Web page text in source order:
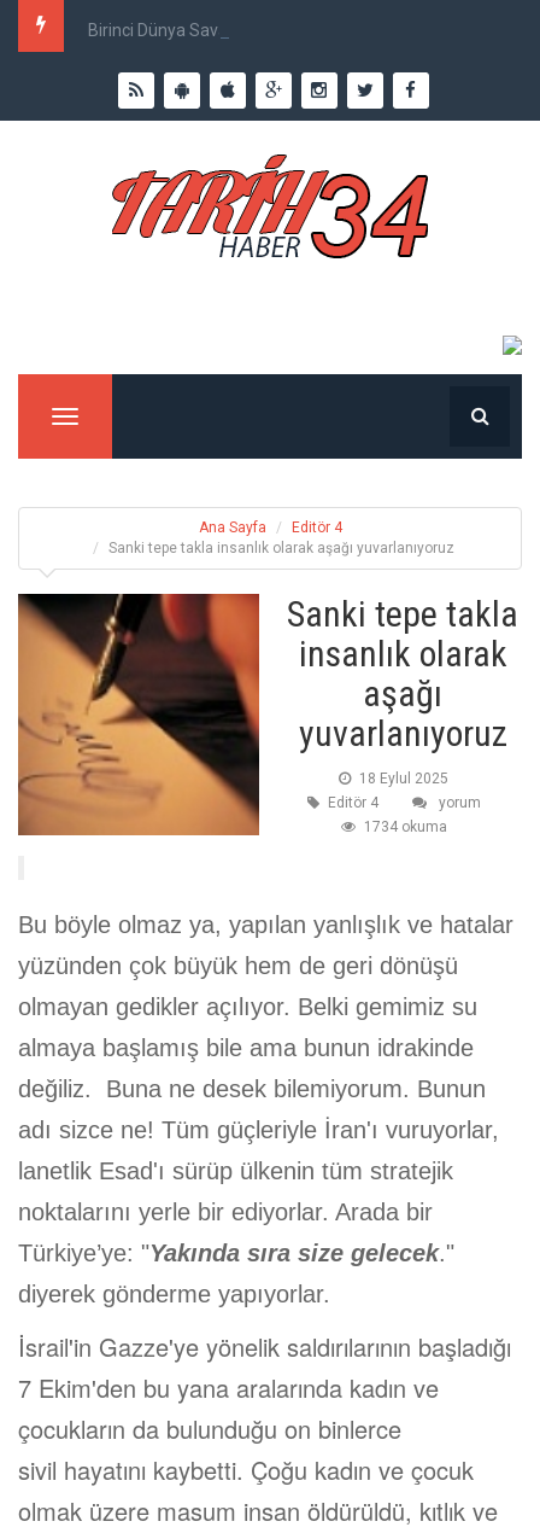
Birinci Dünya Savaşı`nda Ne Kadar İnsan Öldü?
Menu
Ana Sayfa
Editör 4
Sanki tepe takla insanlık olarak aşağı yuvarlanıyoruz
Sanki tepe takla
insanlık olarak
aşağı
yuvarlanıyoruz
18 Eylul 2025
Editör 4
yorum
1734 okuma
Bu böyle olmaz ya, yapılan yanlışlık ve hatalar
yüzünden çok büyük hem de geri dönüşü
olmayan gedikler açılıyor. Belki gemimiz su
almaya başlamış bile ama bunun idrakinde
değiliz. Buna ne desek bilemiyorum. Bunun
adı sizce ne! Tüm güçleriyle İran'ı vuruyorlar,
lanetlik Esad'ı sürüp ülkenin tüm stratejik
noktalarını yerle bir ediyorlar. Arada bir
Türkiye’ye: "Yakında sıra size gelecek."
diyerek gönderme yapıyorlar.
İsrail'in Gazze'ye yönelik saldırılarının başladığı
7 Ekim'den bu yana aralarında kadın ve
çocukların da bulunduğu on binlerce
sivil hayatını kaybetti. Çoğu kadın ve çocuk
olmak üzere masum insan öldürüldü, kıtlık ve